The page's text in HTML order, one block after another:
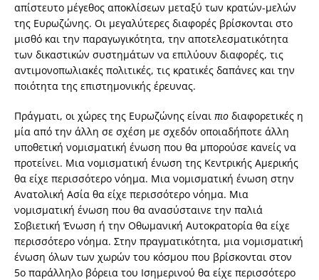
απίστευτο μέγεθος αποκλίσεων μεταξύ των κρατών-μελών
της Ευρωζώνης. Οι μεγαλύτερες διαφορές βρίσκονται στο
μισθό και την παραγωγικότητα, την αποτελεσματικότητα
των δικαστικών συστημάτων να επιλύουν διαφορές, τις
αντιμονοπωλιακές πολιτικές, τις κρατικές δαπάνες και την
ποιότητα της επιστημονικής έρευνας.
Πράγματι, οι χώρες της Ευρωζώνης είναι πιο διαφορετικές η
μία από την άλλη σε σχέση με σχεδόν οποιαδήποτε άλλη
υποθετική νομισματική ένωση που θα μπορούσε κανείς να
προτείνει. Μια νομισματική ένωση της Κεντρικής Αμερικής
θα είχε περισσότερο νόημα. Μια νομισματική ένωση στην
Ανατολική Ασία θα είχε περισσότερο νόημα. Μια
νομισματική ένωση που θα ανασύσταινε την παλιά
Σοβιετική Ένωση ή την Οθωμανική Αυτοκρατορία θα είχε
περισσότερο νόημα. Στην πραγματικότητα, μια νομισματική
ένωση όλων των χωρών του κόσμου που βρίσκονται στον
5ο παράλληλο βόρεια του Ισημερινού θα είχε περισσότερο